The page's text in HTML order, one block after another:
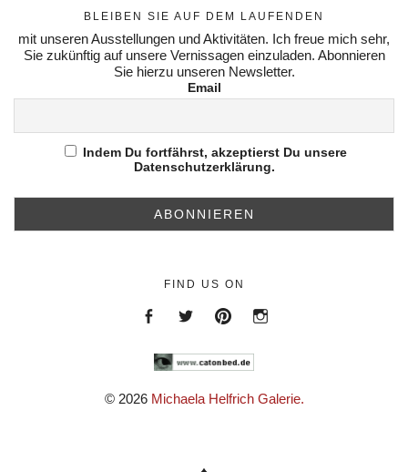
BLEIBEN SIE AUF DEM LAUFENDEN
mit unseren Ausstellungen und Aktivitäten. Ich freue mich sehr,
Sie zukünftig auf unsere Vernissagen einzuladen. Abonnieren
Sie hierzu unseren Newsletter.
Email
Indem Du fortfährst, akzeptierst Du unsere
Datenschutzerklärung.
FIND US ON
© 2026 Michaela Helfrich Galerie.